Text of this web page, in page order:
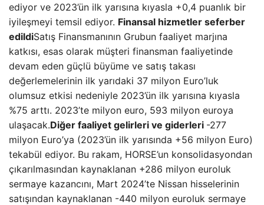
ediyor ve 2023’ün ilk yarısına kıyasla +0,4 puanlık bir
iyileşmeyi temsil ediyor. Finansal hizmetler seferber
edildiSatış Finansmanının Grubun faaliyet marjına
katkısı, esas olarak müşteri finansman faaliyetinde
devam eden güçlü büyüme ve satış takası
değerlemelerinin ilk yarıdaki 37 milyon Euro’luk
olumsuz etkisi nedeniyle 2023’ün ilk yarısına kıyasla
%75 arttı. 2023’te milyon euro, 593 milyon euroya
ulaşacak.Diğer faaliyet gelirleri ve giderleri -277
milyon Euro’ya (2023’ün ilk yarısında +56 milyon Euro)
tekabül ediyor. Bu rakam, HORSE’un konsolidasyondan
çıkarılmasından kaynaklanan +286 milyon euroluk
sermaye kazancını, Mart 2024’te Nissan hisselerinin
satışından kaynaklanan -440 milyon euroluk sermaye